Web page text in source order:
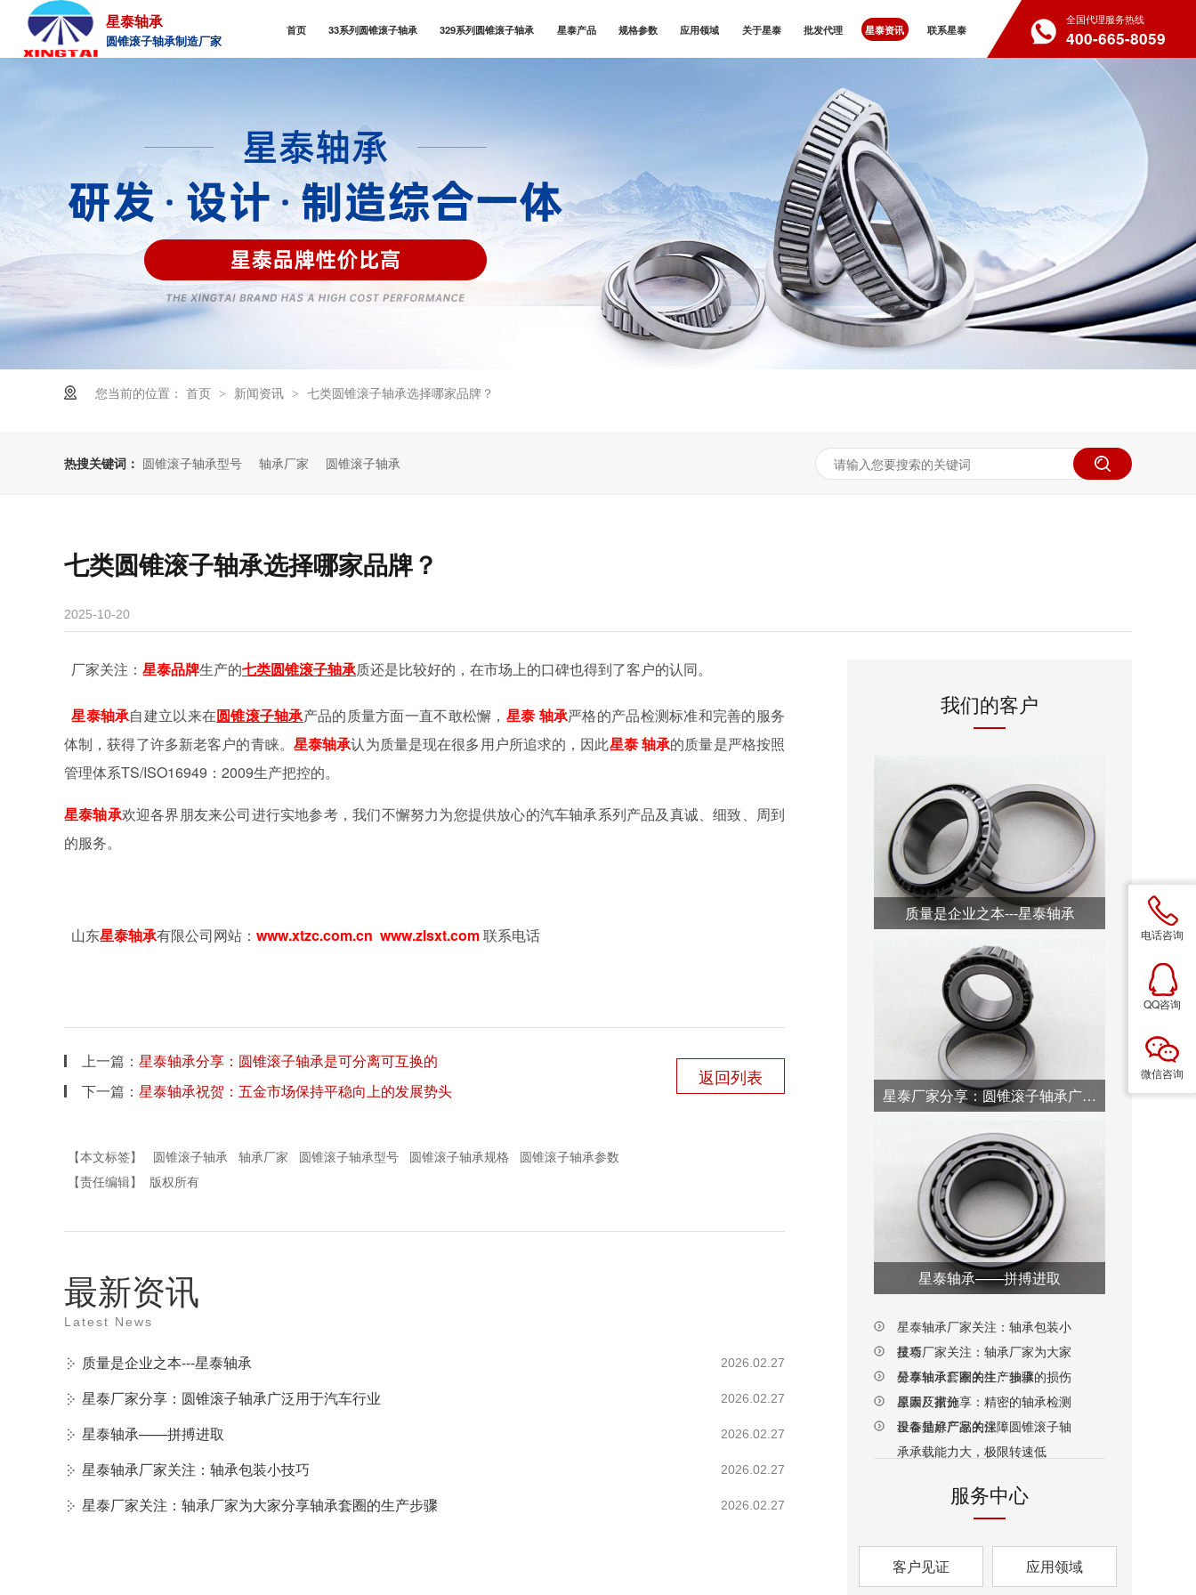
星泰轴承
圆锥滚子轴承制造厂家
首页 33系列圆锥滚子轴承 329系列圆锥滚子轴承 星泰产品 规格参数 应用领域 关于星泰 批发代理 星泰资讯 联系星泰
全国代理服务热线
400-665-8059
您当前的位置： 首页 > 新闻资讯 > 七类圆锥滚子轴承选择哪家品牌？
热搜关键词： 圆锥滚子轴承型号 轴承厂家 圆锥滚子轴承
七类圆锥滚子轴承选择哪家品牌？
2025-10-20
厂家关注： 星泰品牌生产的七类圆锥滚子轴承质还是比较好的，在市场上的口碑也得到了客户的认同。
星泰轴承自建立以来在圆锥滚子轴承产品的质量方面一直不敢松懈， 星泰 轴承严格的产品检测标准和完善的服务
体制，获得了许多新老客户的青睐。 星泰轴承认为质量是现在很多用户所追求的，因此星泰轴承的质量是严格按照
管理体系TS/ISO16949 ： 2009生产把控的。
星泰轴承欢迎各界朋友来公司进行实地参考，我们不懈努力为您提供放心的汽车轴承系列产品及真诚、细致、周到
的服务。
山东星泰轴承有限公司网站： www.xtzc.com.cn www.zlsxt.com联系电话
上一篇： 星泰轴承分享：圆锥滚子轴承是可分离可互换的
下一篇： 星泰轴承祝贺：五金市场保持平稳向上的发展势头
返回列表
【本文标签】 圆锥滚子轴承 轴承厂家 圆锥滚子轴承型号 圆锥滚子轴承规格
圆锥滚子轴承参数
【责任编辑】
版权所有
最新资讯
Latest News
质量是企业之本---星泰轴承 2026.02.27
星泰厂家分享：圆锥滚子轴承广泛用于汽车行业 2026.02.27
星泰轴承——拼搏进取 2026.02.27
星泰轴承厂家关注：轴承包装小技巧 2026.02.27
星泰厂家关注：轴承厂家为大家分享轴承套圈的生产步骤 2026.02.27
我们的客户
质量是企业之本---星泰轴承
星泰厂家分享：圆锥滚子轴承广泛用于汽车行业
星泰轴承——拼搏进取
星泰轴承厂家关注：轴承包装小
技巧
星泰厂家关注：轴承厂家为大家
分享轴承套圈的生产步骤
星泰轴承厂家关注：轴承的损伤
原因及措施
星泰厂家分享：精密的轴承检测
设备是好产品的保障
星泰轴承厂家关注：圆锥滚子轴
承承载能力大，极限转速低
服务中心
客户见证 应用领域
电话咨询
QQ咨询
微信咨询